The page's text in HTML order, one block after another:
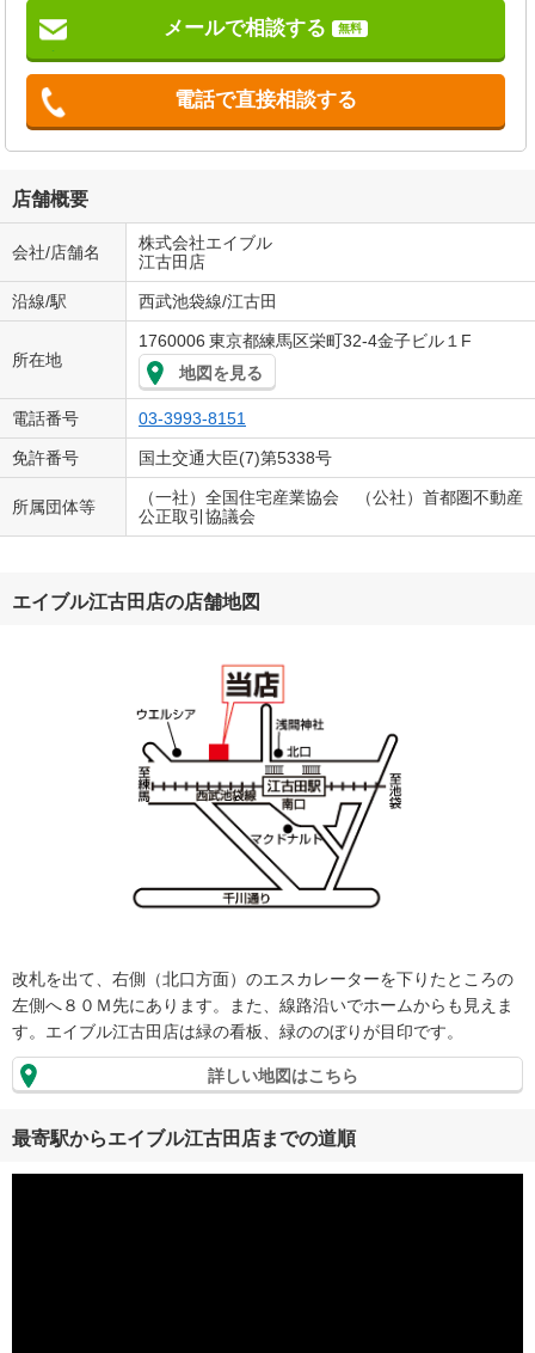
メールで相談する 無料
電話で直接相談する
店舗概要
会社/店舗名
株式会社エイブル
江古田店
沿線/駅 西武池袋線/江古田
所在地
1760006 東京都練馬区栄町32-4金子ビル１F
地図を見る
電話番号 03-3993-8151
免許番号 国土交通大臣(7)第5338号
所属団体等
（一社）全国住宅産業協会 （公社）首都圏不動産
公正取引協議会
エイブル江古田店の店舗地図
改札を出て、右側（北口方面）のエスカレーターを下りたところの
左側へ８０Ｍ先にあります。また、線路沿いでホームからも見えま
す。エイブル江古田店は緑の看板、緑ののぼりが目印です。
詳しい地図はこちら
最寄駅からエイブル江古田店までの道順